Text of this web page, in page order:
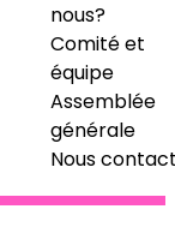
nous?
Comité et
équipe
Assemblée
générale
Nous